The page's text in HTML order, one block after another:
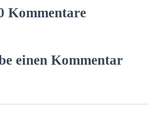
Kommentare
einen Kommentar